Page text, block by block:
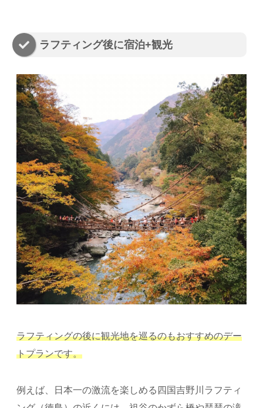
ラフティング後に宿泊+観光
ラフティングの後に観光地を巡るのもおすすめのデー
トプランです。
例えば、日本一の激流を楽しめる四国吉野川ラフティ